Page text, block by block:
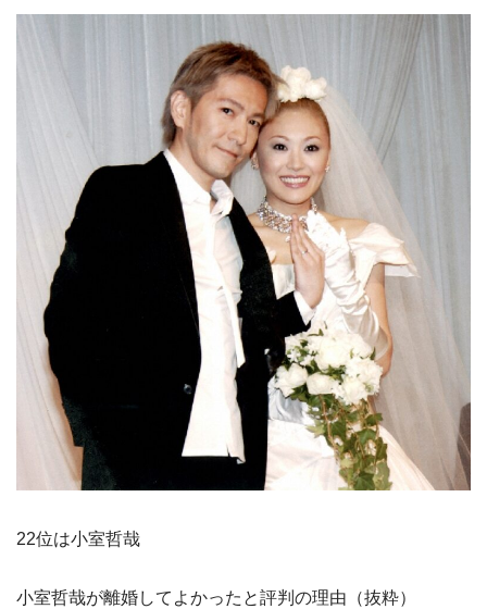
22位は小室哲哉
小室哲哉が離婚してよかったと評判の理由（抜粋）